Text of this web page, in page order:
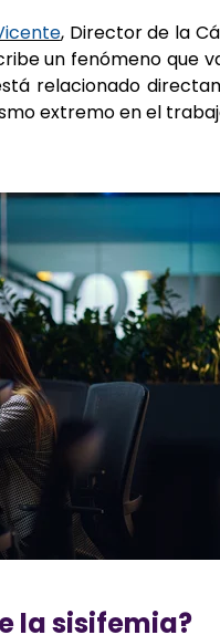
,Director de la
un fenómeno que
relacionado
extremo en el
la sisifemia?